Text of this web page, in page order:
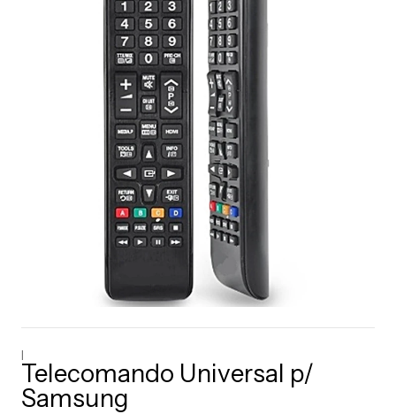
|
Telecomando Universal p/
Samsung